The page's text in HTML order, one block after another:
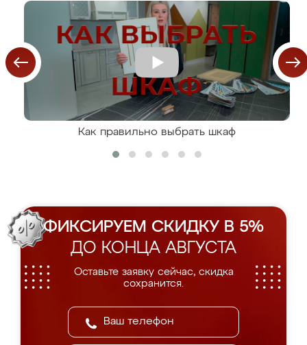
Как правильно выбрать шкаф
ФИКСИРУЕМ СКИДКУ В 5%
ДО КОНЦА АВГУСТА
Оставьте заявку сейчас, скидка
сохранится.